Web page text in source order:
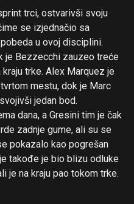
trci, ostvarivši svoju
se izjednačio sa
u ovoj disciplini.
je Bezzecchi zauzeo treće
trke. Alex Marquez je
mestu, dok je Marc
jedan bod.
dana, a Gresini tim je čak
zadnje gume, ali su se
pokazalo kao pogrešan
takođe je bio blizu odluke
je na kraju pao tokom trke.